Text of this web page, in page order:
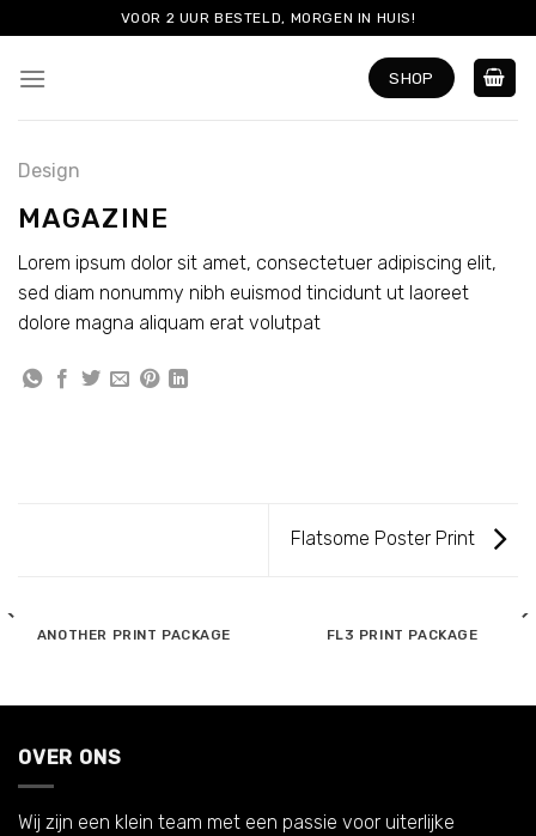
to
content
VOOR 2 UUR BESTELD, MORGEN IN HUIS!
SHOP
Design
MAGAZINE
Lorem ipsum dolor sit amet, consectetuer adipiscing elit,
sed diam nonummy nibh euismod tincidunt ut laoreet
dolore magna aliquam erat volutpat
Flatsome Poster Print
ANOTHER PRINT PACKAGE FL3 PRINT PACKAGE
OVER ONS
Wij zijn een klein team met een passie voor uiterlijke